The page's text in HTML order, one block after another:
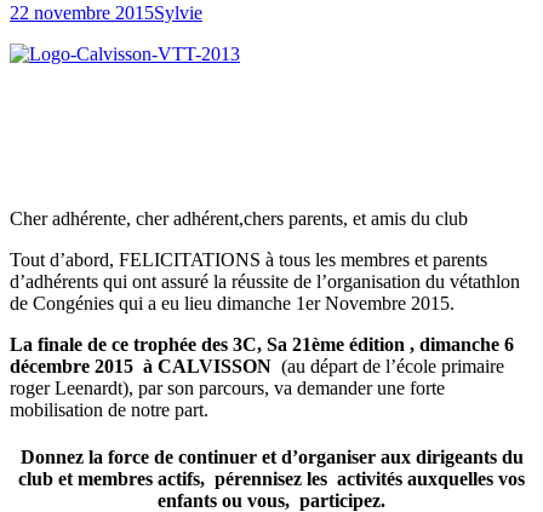
22 novembre 2015Sylvie
Cher adhérente, cher adhérent,chers parents, et amis du club
Tout d’abord, FELICITATIONS à tous les membres et parents
d’adhérents qui ont assuré la réussite de l’organisation du vétathlon
de Congénies qui a eu lieu dimanche 1er Novembre 2015.
La finale de ce trophée des 3C, Sa 21ème édition , dimanche 6
décembre 2015 à CALVISSON (au départ de l’école primaire
roger Leenardt), par son parcours, va demander une forte
mobilisation de notre part.
Donnez la force de continuer et d’organiser aux dirigeants du
club et membres actifs, pérennisez les activités auxquelles vos
enfants ou vous, participez.